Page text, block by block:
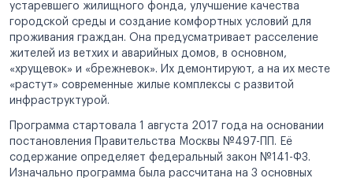
устаревшего жилищного фонда, улучшение качества
городской среды и создание комфортных условий для
проживания граждан. Она предусматривает расселение
жителей из ветхих и аварийных домов, в основном,
«хрущевок» и «брежневок». Их демонтируют, а на их месте
«растут» современные жилые комплексы с развитой
инфраструктурой.
Программа стартовала 1 августа 2017 года на основании
постановления Правительства Москвы №497-ПП. Её
содержание определяет федеральный закон №141-ФЗ.
Изначально программа была рассчитана на 3 основных